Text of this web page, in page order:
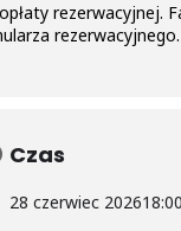
rezerwacyjnej.
rezerwacyjnego.
Czas
28 czerwiec 202618:00